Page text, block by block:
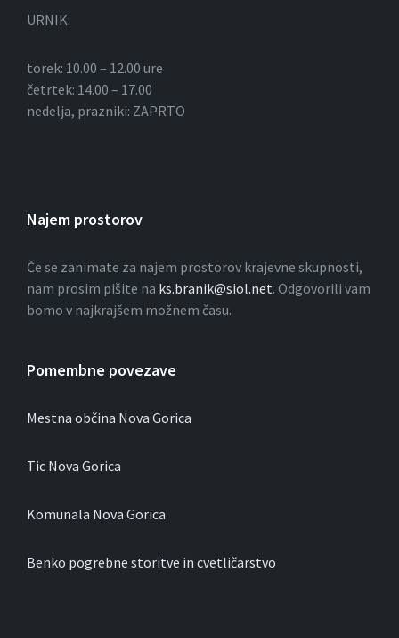
URNIK:
torek: 10.00 – 12.00 ure
četrtek: 14.00 – 17.00
nedelja, prazniki: ZAPRTO
Najem prostorov
Če se zanimate za najem prostorov krajevne skupnosti,
nam prosim pišite na ks.branik@siol.net. Odgovorili vam
bomo v najkrajšem možnem času.
Pomembne povezave
Mestna občina Nova Gorica
Tic Nova Gorica
Komunala Nova Gorica
Benko pogrebne storitve in cvetličarstvo